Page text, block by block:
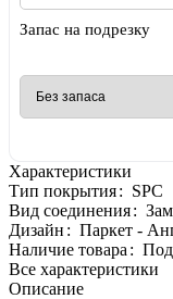
Запас на подрезку
Характеристики
Тип покрытия: SPC
Вид соединения:
Дизайн: Паркет -
Наличие товара: Под
Все характеристики
Описание